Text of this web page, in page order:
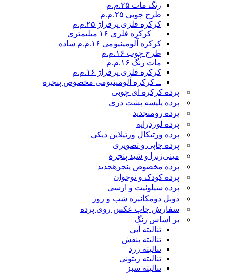
رنگ مات ۲۵.م.م
طرح چوبی ۲۵.م.م
کرکره فلزی پرفراژ ۲۵.م.م
__ کرکره فلزی ۱۶ میلیمتری
کرکره آلومینیومی ۱۶.م.م ساده
طرح چوب ۱۶.م.م
مات رنگ ۱۶.م.م
کرکره فلزی پرفراژ ۱۶.م.م
ــ کرکره آلومینیومی مخصوص پنجره
پرده کرکره ای چوبی
پرده پلیسه پشت دری
پرده رومنجدید
پرده لوردراپه
پرده ورتیکال ورتیلاین دیکی
پرده چاپی و تصویری
مینی‌زبرا و شید پنجره
پرده مخصوص پنجره جدید
پرده کودک و نوجوان
پرده سیلوئیت و ارسی
دوبل دومکانیزه شب و روز
سفارش چاپ عکس روی پرده
بر اساس رنگ
تنالیته آبی
تنالیته بنفش
تنالیته زرد
تنالیته زیتونی
تنالیته سبز